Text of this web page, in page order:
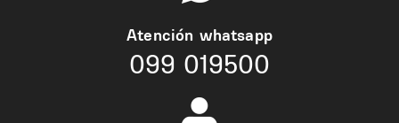
Atención whatsapp
099 019500